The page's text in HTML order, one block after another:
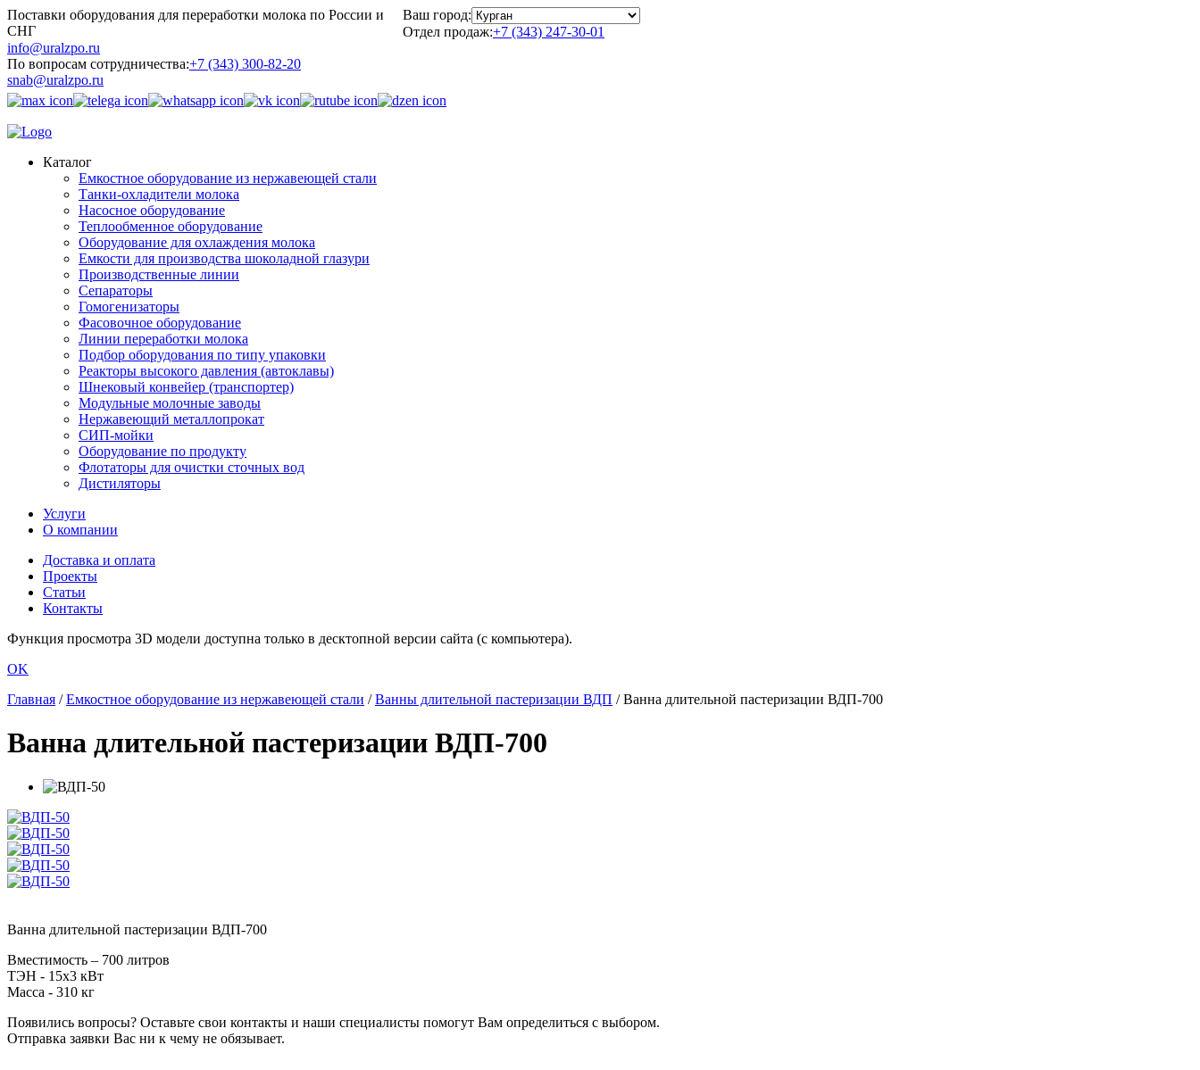
Поставки оборудования для переработки молока по России и
СНГ
Ваш город:
Отдел продаж:+7 (343) 247-30-01
info@uralzpo.ru
По вопросам сотрудничества:+7 (343) 300-82-20
snab@uralzpo.ru
Каталог
Емкостное оборудование из нержавеющей стали
Танки-охладители молока
Насосное оборудование
Теплообменное оборудование
Оборудование для охлаждения молока
Емкости для производства шоколадной глазури
Производственные линии
Сепараторы
Гомогенизаторы
Фасовочное оборудование
Линии переработки молока
Подбор оборудования по типу упаковки
Реакторы высокого давления (автоклавы)
Шнековый конвейер (транспортер)
Модульные молочные заводы
Нержавеющий металлопрокат
СИП-мойки
Оборудование по продукту
Флотаторы для очистки сточных вод
Дистиляторы
Услуги
О компании
Доставка и оплата
Проекты
Статьи
Контакты
Функция просмотра 3D модели доступна только в десктопной версии сайта (с компьютера).
OK
Главная /Емкостное оборудование из нержавеющей стали /Ванны длительной пастеризации ВДП /Ванна длительной пастеризации ВДП-700
Ванна длительной пастеризации ВДП-700
Ванна длительной пастеризации ВДП-700
Вместимость – 700 литров
ТЭН - 15х3 кВт
Масса - 310 кг
Появились вопросы? Оставьте свои контакты и наши специалисты помогут Вам определиться с выбором.
Отправка заявки Вас ни к чему не обязывает.